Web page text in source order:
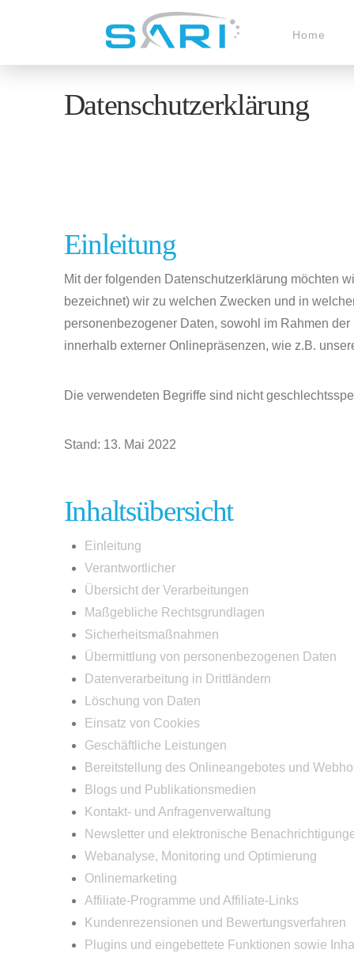
Home
Datenschutzerklärung
Einleitung
Mit der folgenden Datenschutzerklärung möchten
bezeichnet) wir zu welchen Zwecken und in
personenbezogener Daten, sowohl im Rahmen
innerhalb externer Onlinepräsenzen, wie z.B.
Die verwendeten Begriffe sind nicht
Stand: 13. Mai 2022
Inhaltsübersicht
Einleitung
Verantwortlicher
Übersicht der Verarbeitungen
Maßgebliche Rechtsgrundlagen
Sicherheitsmaßnahmen
Übermittlung von personenbezogenen Daten
Datenverarbeitung in Drittländern
Löschung von Daten
Einsatz von Cookies
Geschäftliche Leistungen
Bereitstellung des Onlineangebotes und
Blogs und Publikationsmedien
Kontakt- und Anfragenverwaltung
Newsletter und elektronische
Webanalyse, Monitoring und Optimierung
Onlinemarketing
Affiliate-Programme und Affiliate-Links
Kundenrezensionen und Bewertungsverfahren
Plugins und eingebettete Funktionen sowie